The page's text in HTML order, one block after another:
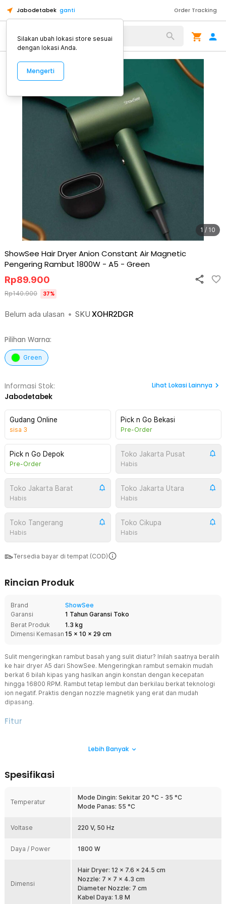
Jabodetabek ganti Order Tracking
Alat Kopi
1 / 10
ShowSee Hair Dryer Anion Constant Air Magnetic
Pengering Rambut 1800W - A5 - Green
Belum ada ulasan • SKU XOHR2DGR
Rp89.900
Rp140.900 37%
Pilihan Warna:
Green
Informasi Stok:
Jabodetabek
Lihat Lokasi Lainnya
Gudang Online
sisa 3
Pick n Go Bekasi
Pre-Order
Pick n Go Depok
Pre-Order
Toko Jakarta Pusat
Habis
Toko Jakarta Barat
Habis
Toko Jakarta Utara
Habis
Toko Tangerang
Habis
Toko Cikupa
Habis
Tersedia bayar di tempat (COD)
Rincian Produk
Brand
ShowSee
Garansi
1 Tahun Garansi Toko
Berat Produk
1.3 kg
Dimensi Kemasan 15 x 10 x 29 cm
Sulit mengeringkan rambut basah yang sulit diatur? Inilah saatnya beralih
ke hair dryer A5 dari ShowSee. Mengeringkan rambut semakin mudah
berkat 6 bilah kipas yang haslkan angin konstan dengan kecepatan
hingga 16800 RPM. Rambut tetap lembut dan berkilau berkat teknologi
ion negatif. Praktis dengan nozzle magnetik yang erat dan mudah
dipasang.
Fitur
Menata atau mengeringkan rambut semakin cepat berkat mesin
banyak waktu mengeringkan rambut.
Hair dryer ShowSee dapat melepaskan ion negatif dengan
konsentrasi 20 juta/cm³. Ion negatif bekerja untuk menetralkan
rambut tetap lembut dan berkilau.
Teknologi pemanas NTC hasilkan udara panas dan dingin untuk
penggunaan yang bisa diatur sesuai kebutuhan. Mengeringkan dan
menata rambut jadi lebih efisien hanya dengan1 produk saja.
Mesin Tenang Bebas Bising
Lebih Banyak
Spesifikasi
Temperatur
Mode Dingin: Sekitar 20 °C - 35 °C
Mode Panas: 55 °C
Voltase 220 V, 50 Hz
Daya / Power 1800 W
Dimensi
Hair Dryer: 12 x 7.6 x 24.5 cm
Nozzle: 7 x 7 x 4.3 cm
Diameter Nozzle: 7 cm
Kabel Daya: 1.8 M
Silakan ubah lokasi store sesuai
dengan lokasi Anda.
Mengerti